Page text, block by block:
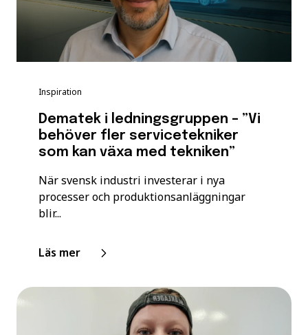
Inspiration
Dematek i ledningsgruppen – ”Vi
behöver fler servicetekniker
som kan växa med tekniken”
När svensk industri investerar i nya
processer och produktionsanläggningar
blir...
Läs mer